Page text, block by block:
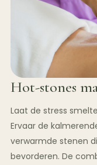
Hot-stones
Laat de stress
Ervaar de
verwarmde stenen
bevorderen. De